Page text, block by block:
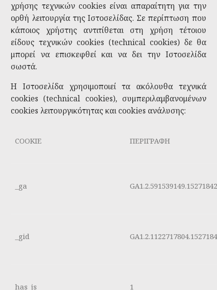
χρήσης τεχνικών cookies είναι απαραίτητη για την
ορθή λειτουργία της Ιστοσελίδας. Σε περίπτωση που
κάποιος χρήστης αντιτίθεται στη χρήση τέτοιου
είδους τεχνικών cookies (technical cookies) δε θα
μπορεί να επισκεφθεί και να δει την Ιστοσελίδα
σωστά.
Η Ιστοσελίδα χρησιμοποιεί τα ακόλουθα τεχνικά
cookies (technical cookies), συμπεριλαμβανομένων
cookies λειτουργικότητας και cookies ανάλυσης:
COOKIE ΠΕΡΙΓΡΑΦΗ
_ga
_gid
has_js 1